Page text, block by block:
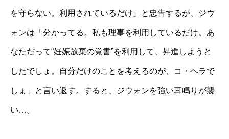
を守らない。利用されているだけ」と忠告するが、ジウ
ォンは「分かってる。私も理事を利用しているだけ。あ
なただって“妊娠放棄の覚書”を利用して、昇進しようと
したでしょ。自分だけのことを考えるのが、コ・ヘラで
しょ」と言い返す。すると、ジウォンを強い耳鳴りが襲
い…。